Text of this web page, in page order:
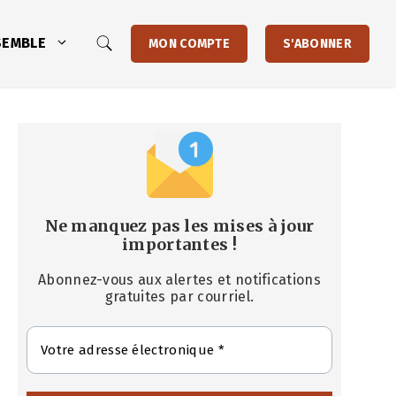
MON COMPTE S'ABONNER
Ne manquez pas les mises à jour
importantes !
Abonnez-vous aux alertes et notifications
gratuites par courriel.